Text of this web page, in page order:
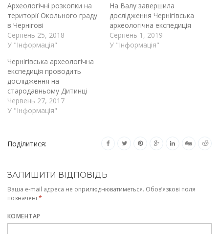
Археологічні розкопки на
території Окольного граду
в Чернігові
Серпень 25, 2018
У "Інформація"
На Валу завершила
дослідження Чернігівська
археологічна експедиція
Серпень 1, 2019
У "Інформація"
Чернігівська археологічна
експедиція проводить
дослідження на
стародавньому Дитинці
Червень 27, 2017
У "Інформація"
Поділитися:
ЗАЛИШИТИ ВІДПОВІДЬ
Ваша e-mail адреса не оприлюднюватиметься. Обов’язкові поля
позначені *
КОМЕНТАР